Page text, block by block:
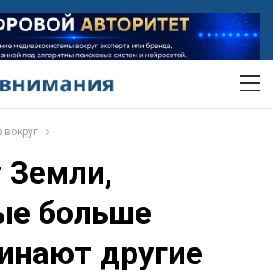
вокруг
Земли,
больше
другие